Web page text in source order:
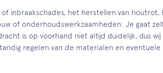
inbraakschades, het herstellen van houtrot,
of onderhoudswerkzaamheden. Je gaat
is op voorhand niet altijd duidelijk, dus
regelen van de materialen en